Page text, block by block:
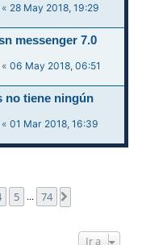
« 28 May 2018, 19:29
messenger 7.0
«06 May 2018, 06:51
no tiene ningún
«01 Mar 2018, 16:39
5 … 74
Ir a